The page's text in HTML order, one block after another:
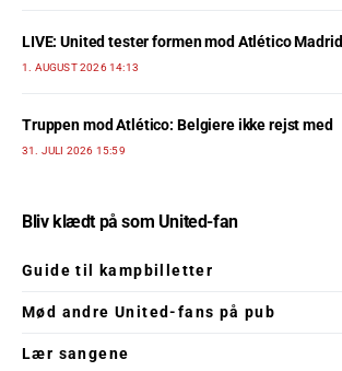
LIVE: United tester formen mod Atlético Madrid
1. AUGUST 2026 14:13
Truppen mod Atlético: Belgiere ikke rejst med
31. JULI 2026 15:59
Bliv klædt på som United-fan
Guide til kampbilletter
Mød andre United-fans på pub
Lær sangene